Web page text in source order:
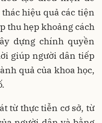
hiệu quả các tiện
thu hẹp khoảng cách
dựng chính quyền
giúp người dân tiếp
quả của khoa học,
từ thực tiễn cơ sở, từ